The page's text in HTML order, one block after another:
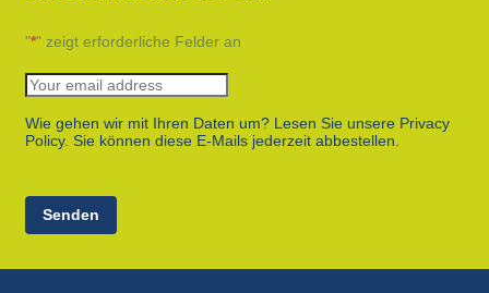
"*" zeigt erforderliche Felder an
Wie gehen wir mit Ihren Daten um? Lesen Sie unsere Privacy
Policy. Sie können diese E-Mails jederzeit abbestellen.
Senden